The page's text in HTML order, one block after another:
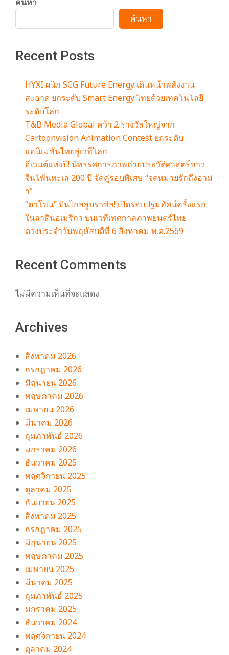
ค้นหา
Recent Posts
HYXI ผนึก SCG Future Energy เดินหน้าพลังงาน
สะอาด ยกระดับ Smart Energy ไทยด้วยเทคโนโลยี
ระดับโลก
T&B Media Global คว้า 2 รางวัลใหญ่จาก
Cartoonvision Animation Contest ยกระดับ
แอนิเมชันไทยสู่เวทีโลก
อีเวนต์แห่งปี! นิทรรศการภาพถ่ายประวัติศาสตร์ชาว
จีนโพ้นทะเล 200 ปี จัดคู่รอบพิเศษ “จดหมายรักถึงอาม่
า”
“ตาโขน” บินไกลสู่บราซิล! เปิดรอบปฐมทัศน์ครั้งแรก
ในลาตินอเมริกา บนเวทีเทศกาลภาพยนตร์ไทย
ดวงประจำวันพฤหัสบดีที่ 6 สิงหาคม พ.ศ.2569
Recent Comments
ไม่มีความเห็นที่จะแสดง
Archives
สิงหาคม 2026
กรกฎาคม 2026
มิถุนายน 2026
พฤษภาคม 2026
เมษายน 2026
มีนาคม 2026
กุมภาพันธ์ 2026
มกราคม 2026
ธันวาคม 2025
พฤศจิกายน 2025
ตุลาคม 2025
กันยายน 2025
สิงหาคม 2025
กรกฎาคม 2025
มิถุนายน 2025
พฤษภาคม 2025
เมษายน 2025
มีนาคม 2025
กุมภาพันธ์ 2025
มกราคม 2025
ธันวาคม 2024
พฤศจิกายน 2024
ตุลาคม 2024